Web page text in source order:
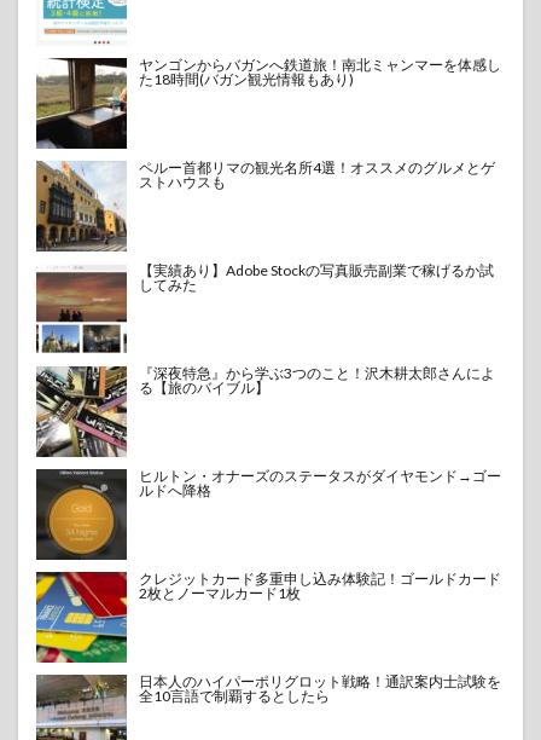
ヤンゴンからバガンへ鉄道旅！南北ミャンマーを体感し
た18時間(バガン観光情報もあり)
ペルー首都リマの観光名所4選！オススメのグルメとゲ
ストハウスも
【実績あり】Adobe Stockの写真販売副業で稼げるか試
してみた
『深夜特急』から学ぶ3つのこと！沢木耕太郎さんによ
る【旅のバイブル】
ヒルトン・オナーズのステータスがダイヤモンド→ゴー
ルドへ降格
クレジットカード多重申し込み体験記！ゴールドカード
2枚とノーマルカード1枚
日本人のハイパーポリグロット戦略！通訳案内士試験を
全10言語で制覇するとしたら